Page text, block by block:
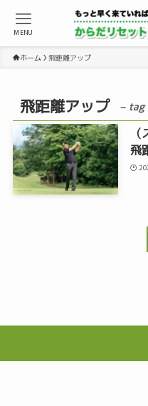
MENU
ホーム 飛距離アップ
飛距離アップ – tag
飛